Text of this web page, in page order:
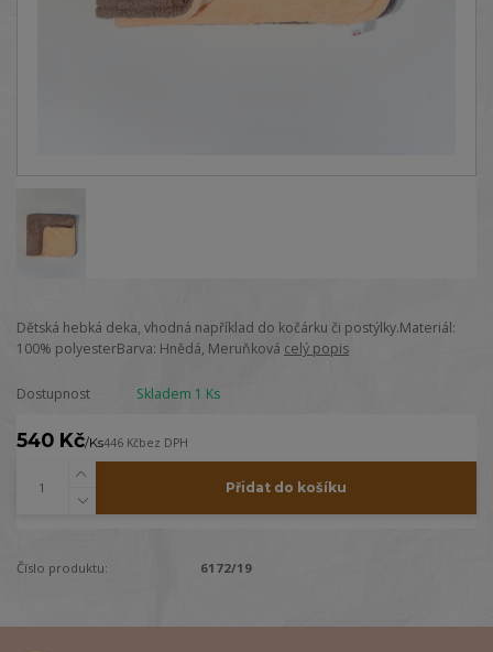
Dětská hebká deka, vhodná například do kočárku či postýlky.Materiál:
100% polyesterBarva: Hnědá, Meruňková celý popis
Dostupnost Skladem 1 Ks
540 Kč/Ks446 Kčbez DPH
Přidat do košíku
Číslo produktu: 6172/19